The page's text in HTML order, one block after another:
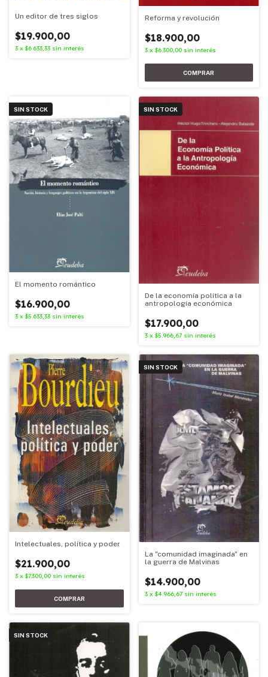
Un editor de tres siglos
$19.900,00
3 x $6.633,33 sin interés
Reforma y revolución
$18.900,00
3 x $6.300,00 sin interés
SIN STOCK
El momento romántico
$16.900,00
3 x $5.633,33 sin interés
SIN STOCK
De la economía política a la
antropología económica
$17.900,00
3 x $5.966,67 sin interés
Intelectuales, política y poder
$21.900,00
3 x $7.300,00 sin interés
SIN STOCK
La "comunidad imaginada" en
la guerra de Malvinas
$14.900,00
3 x $4.966,67 sin interés
SIN STOCK